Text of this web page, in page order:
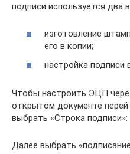
подписи используется два
изготовление
его в копии;
настройка подписи
Чтобы настроить ЭЦП
открытом документе
выбрать «Строка подписи»:
Далее выбрать